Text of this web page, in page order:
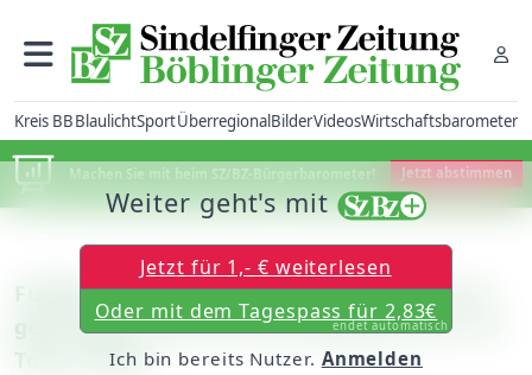
Kreis BBBlaulichtSportÜberregionalBilderVideosWirtschaftsbarometer
Machen Sie mit beim SZ/BZ-Bürgerbarometer! Jetzt abstimmen
Fußball - Kreisliga B: Der KSC Böblingen II
geht gegen den VfL Herrenberg II mit 1:15
Toren unter
Weiter geht's mit
Jetzt für 1,- € weiterlesen
Oder mit dem Tagespass für 2,83€
endet automatisch
Ich bin bereits Nutzer. Anmelden